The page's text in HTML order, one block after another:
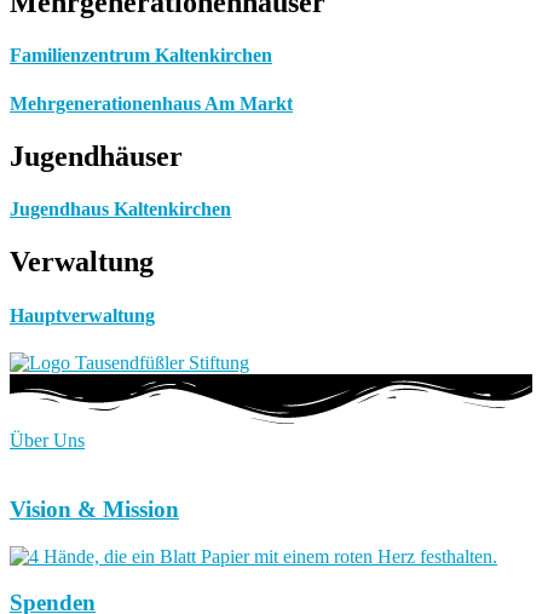
Familienzentrum Kaltenkirchen
Mehrgenerationenhaus Am Markt
Jugendhäuser
Jugendhaus Kaltenkirchen
Verwaltung
Hauptverwaltung
Über Uns
Vision & Mission
Spenden